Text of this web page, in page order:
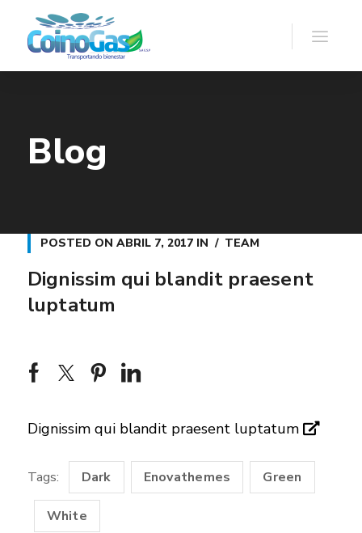
Blog
POSTED ON ABRIL 7, 2017IN TEAM
Dignissim qui blandit praesent
luptatum
Dignissim qui blandit praesent luptatum
Tags: Dark Enovathemes Green
White